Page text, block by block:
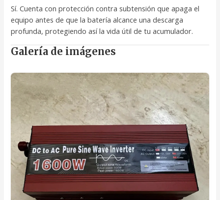
Sí. Cuenta con protección contra subtensión que apaga el
equipo antes de que la batería alcance una descarga
profunda, protegiendo así la vida útil de tu acumulador.
Galería de imágenes